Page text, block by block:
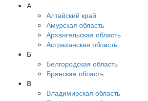
А
Алтайский край
Амурская область
Архангельская область
Астраханская область
Б
Белгородская область
Брянская область
В
Владимирская область